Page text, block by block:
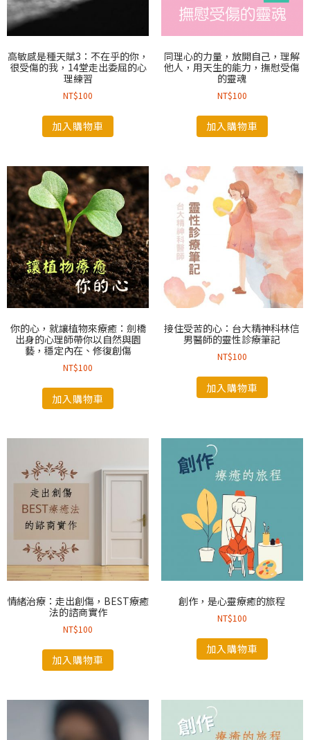
高敏感是種天賦3：不在乎的你，
很受傷的我，14堂走出委屈的心
理練習
NT$100
加入購物車
同理心的力量，放開自己，理解
他人，用天生的能力，撫慰受傷
的靈魂
NT$100
加入購物車
你的心，就讓植物來療癒：劍橋
出身的心理師帶你以自然與園
藝，穩定內在、修復創傷
NT$100
加入購物車
接住受苦的心：台大精神科林信
男醫師的靈性診療筆記
NT$100
加入購物車
情緒治療：走出創傷，BEST療癒
法的諮商實作
NT$100
加入購物車
創作，是心靈療癒的旅程
NT$100
加入購物車